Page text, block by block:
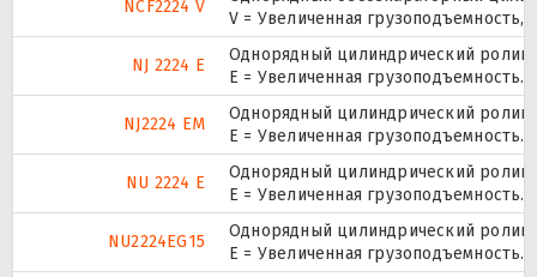
NCF2224 V
V = Увеличенная
NJ 2224 E
Однорядный цилиндрический
Е = Увеличенная грузоподъемность.
NJ2224 EM
Однорядный цилиндрический
E = Увеличенная
NU 2224 E
Однорядный цилиндрический
Е = Увеличенная грузоподъемность.
NU2224EG15
Однорядный цилиндрический
E = Увеличенная